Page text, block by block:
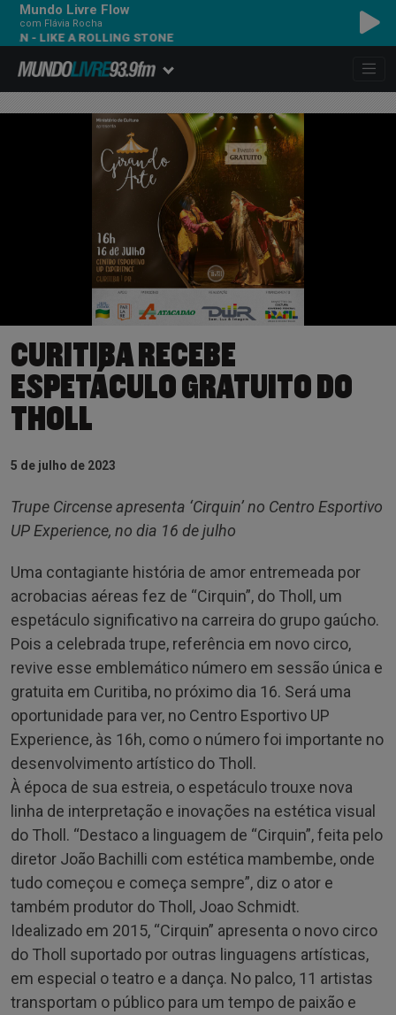
Mundo Livre Flow
com Flávia Rocha
A ROLLING STONE
CURITIBA RECEBE
ESPETÁCULO GRATUITO DO
THOLL
5 de julho de 2023
Trupe Circense apresenta ‘Cirquin’ no Centro Esportivo
UP Experience, no dia 16 de julho
Uma contagiante história de amor entremeada por
acrobacias aéreas fez de “Cirquin”, do Tholl, um
espetáculo significativo na carreira do grupo gaúcho.
Pois a celebrada trupe, referência em novo circo,
revive esse emblemático número em sessão única e
gratuita em Curitiba, no próximo dia 16. Será uma
oportunidade para ver, no Centro Esportivo UP
Experience, às 16h, como o número foi importante no
desenvolvimento artístico do Tholl.
À época de sua estreia, o espetáculo trouxe nova
linha de interpretação e inovações na estética visual
do Tholl. “Destaco a linguagem de “Cirquin”, feita pelo
diretor João Bachilli com estética mambembe, onde
tudo começou e começa sempre”, diz o ator e
também produtor do Tholl, Joao Schmidt.
Idealizado em 2015, “Cirquin” apresenta o novo circo
do Tholl suportado por outras linguagens artísticas,
em especial o teatro e a dança. No palco, 11 artistas
transportam o público para um tempo de paixão e